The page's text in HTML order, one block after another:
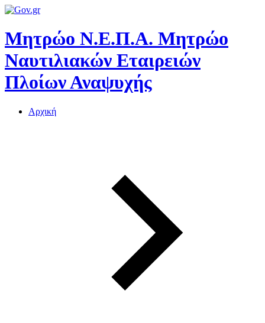
Μητρώο Ν.Ε.Π.Α. Μητρώο
Ναυτιλιακών Εταιρειών
Πλοίων Αναψυχής
Αρχική